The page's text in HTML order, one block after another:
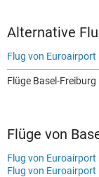
Alternative
Flug von Euroairport
Flüge Basel-Freiburg
Flüge von
Flug von Euroairport
Flug von